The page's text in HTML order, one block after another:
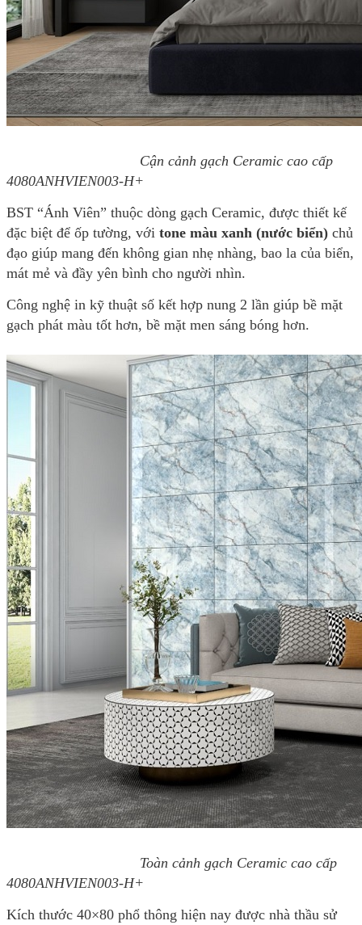
Cận cảnh gạch Ceramic cao cấp
4080ANHVIEN003-H+
BST “Ánh Viên” thuộc dòng gạch Ceramic, được thiết kế
đặc biệt để ốp tường, với tone màu xanh (nước biển) chủ
đạo giúp mang đến không gian nhẹ nhàng, bao la của biển,
mát mẻ và đầy yên bình cho người nhìn.
Công nghệ in kỹ thuật số kết hợp nung 2 lần giúp bề mặt
gạch phát màu tốt hơn, bề mặt men sáng bóng hơn.
Toàn cảnh gạch Ceramic cao cấp
4080ANHVIEN003-H+
Kích thước 40×80 phổ thông hiện nay được nhà thầu sử